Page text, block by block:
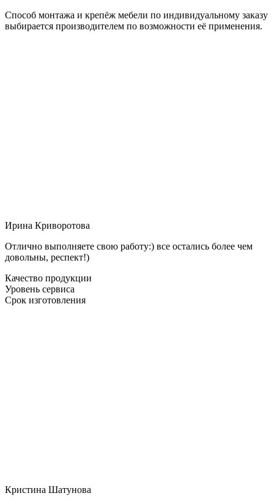
Способ монтажа и крепёж мебели по индивидуальному заказу
выбирается производителем по возможности её применения.
Ирина Криворотова
Отлично выполняете свою работу:) все остались более чем
довольны, респект!)
Качество продукции
Уровень сервиса
Срок изготовления
Кристина Шатунова